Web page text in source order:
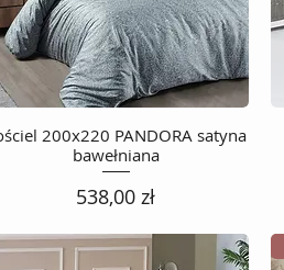
Podgląd
200x220 PANDORA satyna
bawełniana
Cena
538,00 zł